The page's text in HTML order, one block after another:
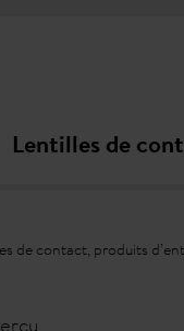
Lentilles de
de contact, produits